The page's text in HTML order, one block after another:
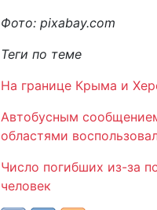
Фото: pixabay.com
Теги по теме
На границе Крыма и
Автобусным
областями
Число погибших из-за
человек